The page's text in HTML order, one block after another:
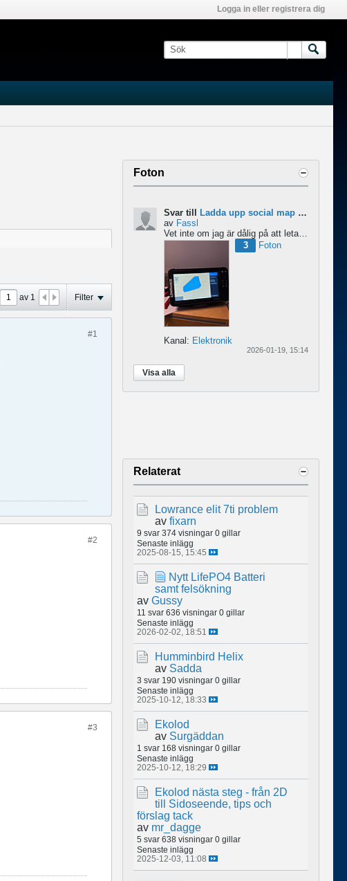
Logga in eller registrera dig
av 1 Filter
#1
#2
#3
Foton
Svar till
Ladda upp social map till Lowrance Eagle
av Fassl
Vet inte om jag är dålig på att leta men jag hittar inget om att ladda upp social maps i manualen....
3
Foton
Kanal: Elektronik
2026-01-19, 15:14
Visa alla
Relaterat
Lowrance elit 7ti problem
av fixarn
9 svar 374 visningar 0 gillar
Senaste inlägg
2025-08-15, 15:45
Nytt LifePO4 Batteri
samt felsökning
av Gussy
11 svar 636 visningar 0 gillar
Senaste inlägg
2026-02-02, 18:51
Humminbird Helix
av Sadda
3 svar 190 visningar 0 gillar
Senaste inlägg
2025-10-12, 18:33
Ekolod
av Surgäddan
1 svar 168 visningar 0 gillar
Senaste inlägg
2025-10-12, 18:29
Ekolod nästa steg - från 2D
till Sidoseende, tips och
förslag tack
av mr_dagge
5 svar 638 visningar 0 gillar
Senaste inlägg
2025-12-03, 11:08